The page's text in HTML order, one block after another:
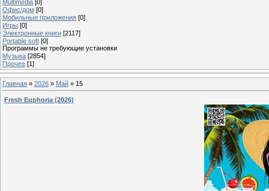
Multimedia [0]
Офис/дом [0]
Мобильные приложения [0]
Игры [0]
Электронные книги [2117]
Portable soft [0]
Программы не требующие установки
Музыка [2854]
Прочее [1]
Главная » 2026 » Май » 15
Fresh Euphoria (2026)